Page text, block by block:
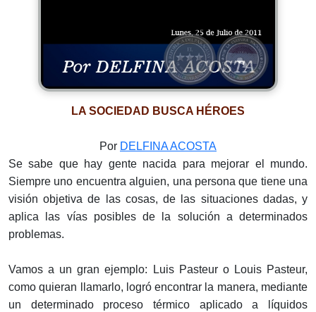
LA SOCIEDAD BUSCA HÉROES
Por DELFINA ACOSTA
Se sabe que hay gente nacida para mejorar el mundo.
Siempre uno encuentra alguien, una persona que tiene una
visión objetiva de las cosas, de las situaciones dadas, y
aplica las vías posibles de la solución a determinados
problemas.
Vamos a un gran ejemplo: Luis Pasteur o Louis Pasteur,
como quieran llamarlo, logró encontrar la manera, mediante
un determinado proceso térmico aplicado a líquidos